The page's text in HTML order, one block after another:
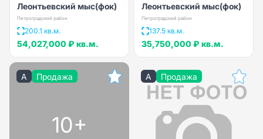
Леонтьевский мыс(фок)
Петроградский район
200.1 кв.м.
54,027,000 ₽ кв.м.
Леонтьевский мыс(фок)
Петроградский район
137.5 кв.м.
35,750,000 ₽ кв.м.
A Продажа
10+
A Продажа